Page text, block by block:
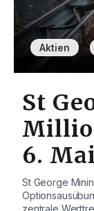
Aktien ,
St
6.
St George
zentrale